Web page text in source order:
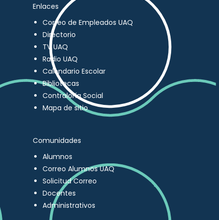
Enlaces
Correo de Empleados UAQ
Directorio
TV UAQ
Radio UAQ
Calendario Escolar
Bibliotecas
Contraloría Social
Mapa de sitio
Comunidades
Alumnos
Correo Alumnos UAQ
Solicitud Correo
Docentes
Administrativos